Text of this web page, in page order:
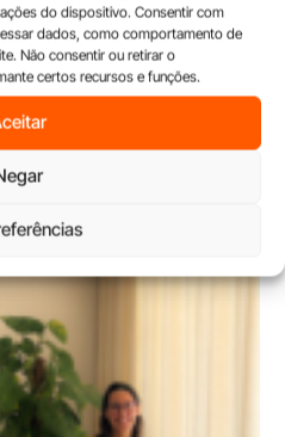
do dispositivo. Consentir com
dados, como comportamento de
Não consentir ou retirar o
certos recursos e funções.